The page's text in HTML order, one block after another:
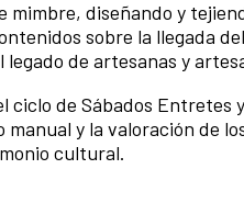
mimbre, diseñando y
sobre la llegada
de artesanas y
ciclo de Sábados
y la valoración de
cultural.